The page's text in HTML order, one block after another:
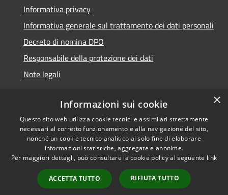
Informativa privacy
Informativa generale sul trattamento dei dati personali
Decreto di nomina DPO
Responsabile della protezione dei dati
Note legali
RSS
Accessibilità
Cookie
Mappa del sito
Piano di miglioramento
© 2021 - 2026 Comune di
Chiavari -Area Riservata
×
Informazioni sui cookie
Questo sito web utilizza cookie tecnici e assimilati strettamente
necessari al corretto funzionamento e alla navigazione del sito,
nonché un cookie tecnico analitico al solo fine di elaborare
informazioni statistiche, aggregate e anonime.
Per maggiori dettagli, può consultare la cookie policy al seguente link
ACCETTA TUTTO RIFIUTA TUTTO